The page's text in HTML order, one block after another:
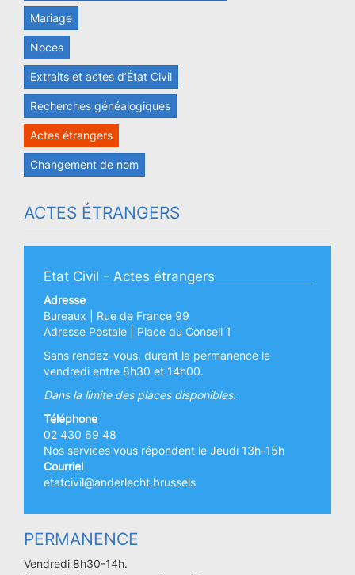
Mariage
Noces
Extraits et actes d’État Civil
Recherches généalogiques
Actes étrangers
Changement de nom
ACTES ÉTRANGERS
Etat Civil - Actes étrangers
Adresse
Bureaux | Rue de France 99
Adresse Postale | Place du Conseil 1
Sans rendez-vous, durant la permanence le
vendredi entre 8h30 et 14h00.
Dans la limite des places disponibles.
Téléphone
02 430 69 48
Nos services vous répondent le Jeudi 13h-15h
Courriel
etatcivil@anderlecht.brussels
PERMANENCE
Vendredi 8h30-14h.